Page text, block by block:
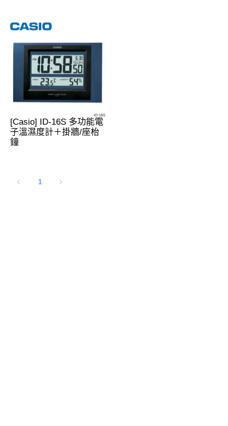
[Casio] ID-16S 多功能電
子溫濕度計＋掛牆/座枱
鐘
1